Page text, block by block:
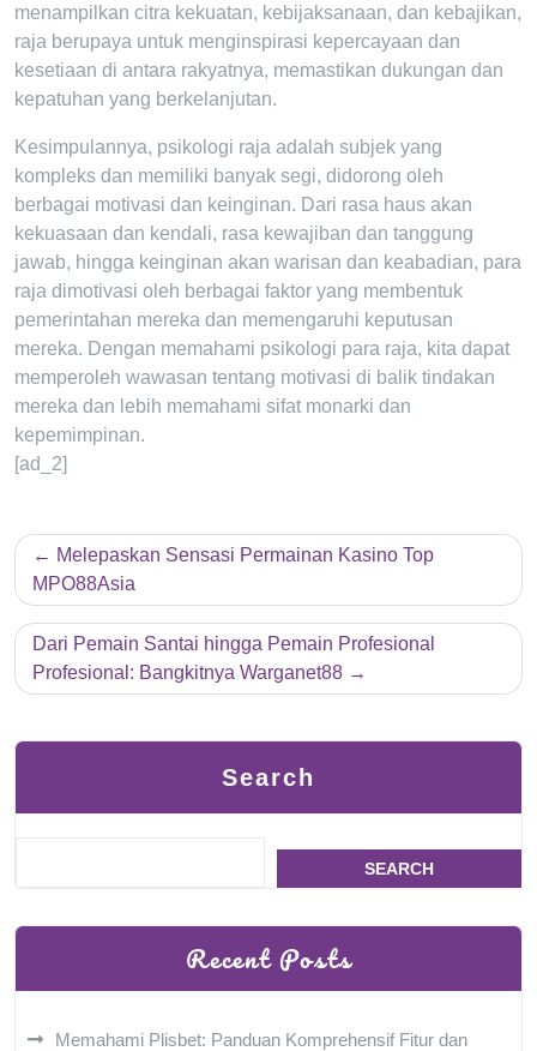
menampilkan citra kekuatan, kebijaksanaan, dan kebajikan,
raja berupaya untuk menginspirasi kepercayaan dan
kesetiaan di antara rakyatnya, memastikan dukungan dan
kepatuhan yang berkelanjutan.
Kesimpulannya, psikologi raja adalah subjek yang
kompleks dan memiliki banyak segi, didorong oleh
berbagai motivasi dan keinginan. Dari rasa haus akan
kekuasaan dan kendali, rasa kewajiban dan tanggung
jawab, hingga keinginan akan warisan dan keabadian, para
raja dimotivasi oleh berbagai faktor yang membentuk
pemerintahan mereka dan memengaruhi keputusan
mereka. Dengan memahami psikologi para raja, kita dapat
memperoleh wawasan tentang motivasi di balik tindakan
mereka dan lebih memahami sifat monarki dan
kepemimpinan.
[ad_2]
Post
navigation
Melepaskan Sensasi Permainan Kasino Top
MPO88Asia
Dari Pemain Santai hingga Pemain Profesional
Profesional: Bangkitnya Warganet88
Search
SEARCH
Recent Posts
Memahami Plisbet: Panduan Komprehensif Fitur dan